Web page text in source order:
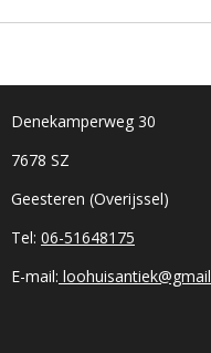
Denekamperweg 30
7678 SZ
Geesteren (Overijssel)
Tel: 06-51648175
E-mail: